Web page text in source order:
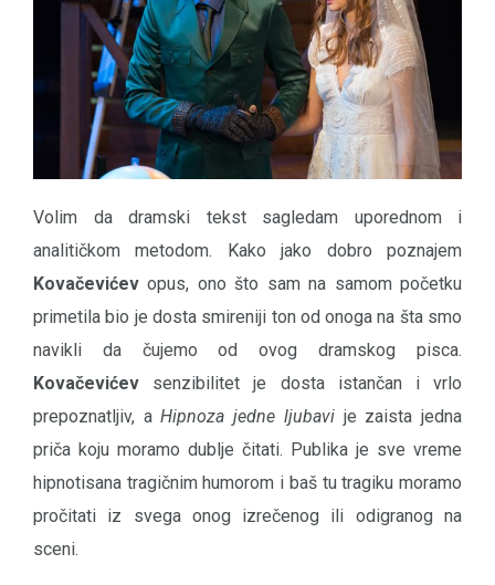
Volim da dramski tekst sagledam uporednom i
analitičkom metodom. Kako jako dobro poznajem
Kovačevićev opus, ono što sam na samom početku
primetila bio je dosta smireniji ton od onoga na šta smo
navikli da čujemo od ovog dramskog pisca.
Kovačevićev senzibilitet je dosta istančan i vrlo
prepoznatljiv, aHipnoza jedne ljubavije zaista jedna
priča koju moramo dublje čitati. Publika je sve vreme
hipnotisana tragičnim humorom i baš tu tragiku moramo
pročitati iz svega onog izrečenog ili odigranog na
sceni.